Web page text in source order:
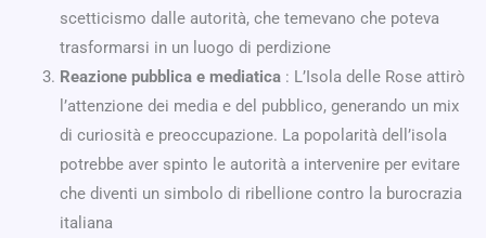
scetticismo dalle autorità, che temevano che poteva
trasformarsi in un luogo di perdizione
Reazione pubblica e mediatica : L’Isola delle Rose attirò
l’attenzione dei media e del pubblico, generando un mix
di curiosità e preoccupazione. La popolarità dell’isola
potrebbe aver spinto le autorità a intervenire per evitare
che diventi un simbolo di ribellione contro la burocrazia
italiana